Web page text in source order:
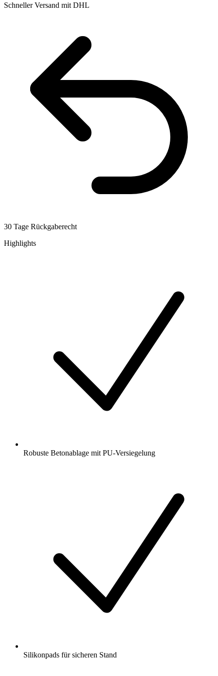
Schneller Versand mit DHL
30 Tage Rückgaberecht
Highlights
Robuste Betonablage mit PU-Versiegelung
Silikonpads für sicheren Stand